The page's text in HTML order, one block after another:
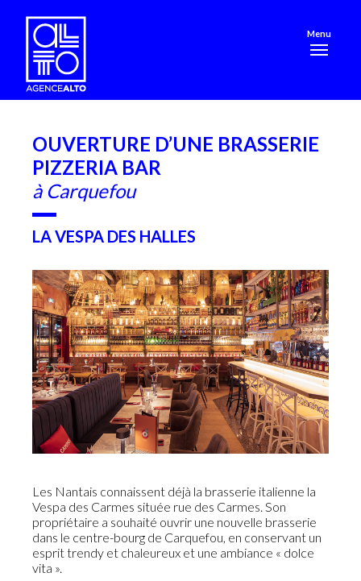
Menu
OUVERTURE D’UNE BRASSERIE
PIZZERIA BAR
à Carquefou
LA VESPA DES HALLES
Les Nantais connaissent déjà la brasserie italienne la
Vespa des Carmes située rue des Carmes. Son
propriétaire a souhaité ouvrir une nouvelle brasserie
dans le centre-bourg de Carquefou, en conservant un
esprit trendy et chaleureux et une ambiance « dolce
vita ».